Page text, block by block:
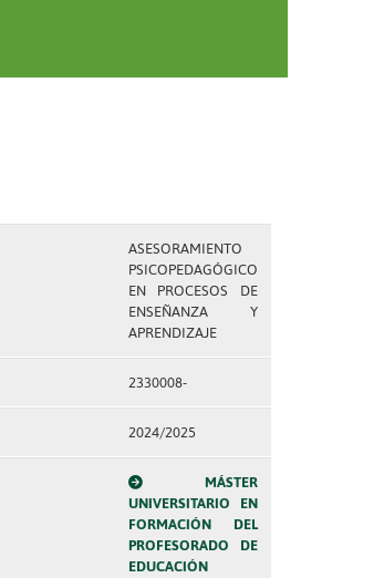
ASESORAMIENTO
PSICOPEDAGÓGICO
EN PROCESOS DE
ENSEÑANZA Y
APRENDIZAJE
2330008-
2024/2025
MÁSTER
UNIVERSITARIO EN
FORMACIÓN DEL
PROFESORADO DE
EDUCACIÓN